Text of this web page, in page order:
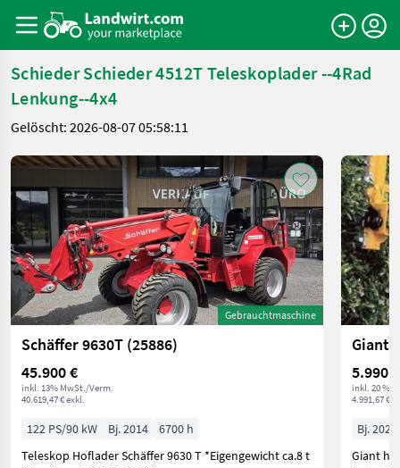
Schieder Schieder 4512T Teleskoplader --4Rad
Lenkung--4x4
Gelöscht: 2026-08-07 05:58:11
Gebrauchtmaschine
Schäffer 9630T (25886)
45.900 €
inkl. 13% MwSt./Verm.
40.619,47 € exkl.
122 PS/90 kW Bj. 2014
6700 h
Teleskop Hoflader Schäffer 9630 T *Eigengewicht ca.8 t
Giant
5.990 €
inkl. 20 %
4.991,67 €
Bj. 2024
Giant